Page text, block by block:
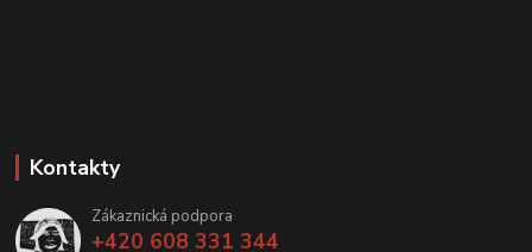
Kontakty
Zákaznická podpora
+420 608 331 344